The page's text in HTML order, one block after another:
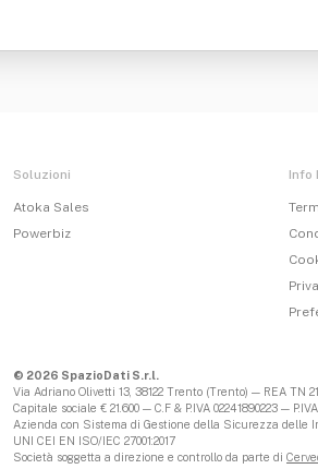
Soluzioni
Atoka Sales
Powerbiz
Info
© 2026 SpazioDati S.r.l.
Via Adriano Olivetti 13, 38122 Trento (Trento) — REA TN
Capitale sociale € 21.600 — C.F & P.IVA 02241890223 —
Azienda con Sistema di Gestione della Sicurezza delle
UNI CEI EN ISO/IEC 27001:2017
Società soggetta a direzione e controllo da parte di